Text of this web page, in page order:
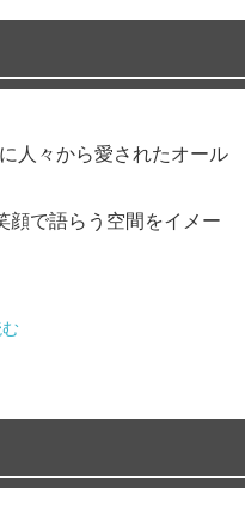
人々から愛されたオール
顔で語らう空間をイメー
対応可能
ルレイアウトは自由自
ージつき大ホールをご用